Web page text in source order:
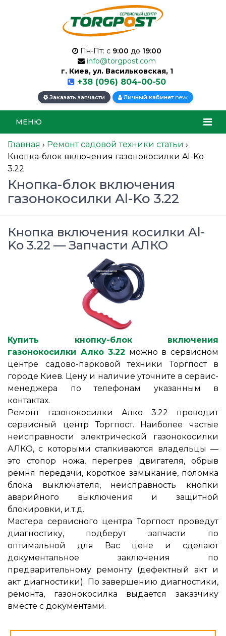
Пн-Пт: с 9:00 до 19:00
info@torgpost.com
г. Киев, ул. Васильковская, 1
+38 (096) 804-00-50
Заказать запчасти Личный кабинет new
МЕНЮ
Главная › Ремонт садовой техники статьи ›
Кнопка-блок включения газонокосилки Al-Ko
3.22
Кнопка-блок включения
газонокосилки Al-Ko 3.22
Кнопка включения косилки Al-
Ko 3.22 — Запчасти АЛКО
Купить кнопку-блок включения
газонокосилки Алко 3.22 можно в сервисном
центре садово-парковой техники Торгпост в
городе Киев. Цену и наличие уточните в сервис-
менеджера по телефонам указанным в
контактах.
Ремонт газонокосилки Алко 3.22 проводит
сервисный центр Торгпост. Наиболее частые
неисправности электрической газонокосилки
АЛКО, с которыми сталкиваются владельцы ―
это стопор ножа, перегрев двигателя, обрыв
ремня передачи, короткое замыкание, поломка
блока выключателя, неисправность кнопки
аварийного выключения и защитной
блокировки, и.т.д.
Мастера сервисного центра Торгпост проведут
диагностику, подберут запчасти по
оптимальной для Вас цене и сделают
документальное заключения по
предварительному ремонту (дефектный акт и
акт диагностики). По завершению диагностики,
ремонта, газонокосилка выдается заказчику
вместе с документами.